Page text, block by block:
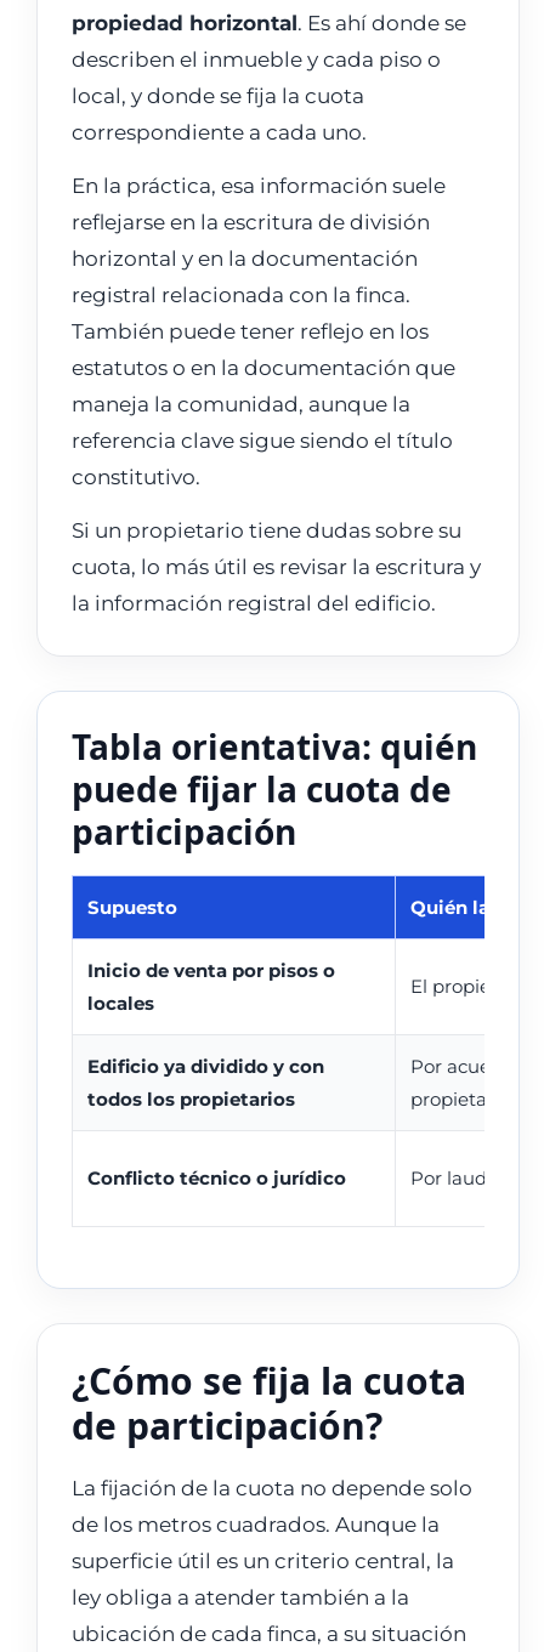
propiedad horizontal. Es ahí donde se
describen el inmueble y cada piso o
local, y donde se fija la cuota
correspondiente a cada uno.
En la práctica, esa información suele
reflejarse en la escritura de división
horizontal y en la documentación
registral relacionada con la finca.
También puede tener reflejo en los
estatutos o en la documentación que
maneja la comunidad, aunque la
referencia clave sigue siendo el título
constitutivo.
Si un propietario tiene dudas sobre su
cuota, lo más útil es revisar la escritura y
la información registral del edificio.
Tabla orientativa: quién
puede fijar la cuota de
participación
Supuesto Quién la fija
Inicio de venta por pisos o
locales
El propietario
Edificio ya dividido y con
todos los propietarios
Por acuerdo
propietarios
Conflicto técnico o jurídico Por laudo o
¿Cómo se fija la cuota
de participación?
La fijación de la cuota no depende solo
de los metros cuadrados. Aunque la
superficie útil es un criterio central, la
ley obliga a atender también a la
ubicación de cada finca, a su situación